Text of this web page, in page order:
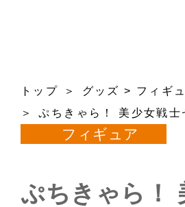
トップ グッズ > フィギ
ぷちきゃら！ 美少女戦
フィギュア
ぷちきゃら！